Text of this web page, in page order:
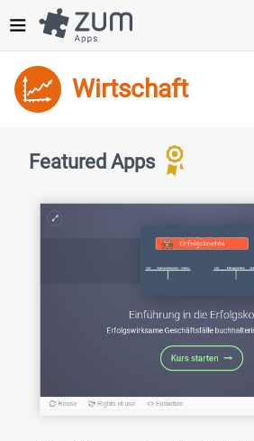
zum
Inhalt
Wirtschaft
Featured Apps